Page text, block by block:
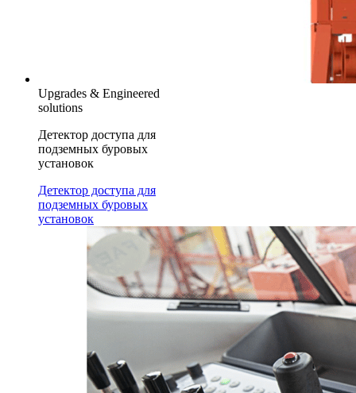
Upgrades & Engineered
solutions
Детектор доступа для
подземных буровых
установок
Детектор доступа для
подземных буровых
установок